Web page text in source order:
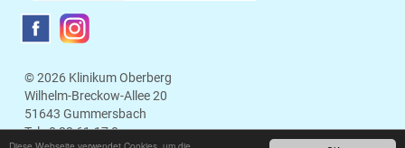
© 2026 Klinikum Oberberg
Wilhelm-Breckow-Allee 20
51643 Gummersbach
Tel.:0 22 61.17 0